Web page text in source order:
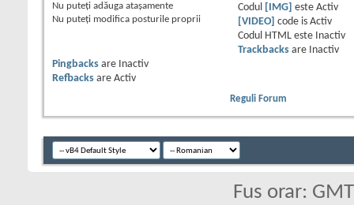
Nu puteţi adăuga ataşamente
Nu puteţi modifica posturile proprii
Codul
[IMG] este Activ
[VIDEO]
code is Activ
Codul HTML este
Inactiv
Trackbacksare
Inactiv
Pingbacks are
Inactiv
Refbacks are Activ
Reguli Forum
Fus orar: